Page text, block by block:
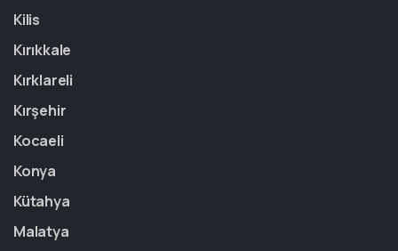
Kilis
Kırıkkale
Kırklareli
Kırşehir
Kocaeli
Konya
Kütahya
Malatya